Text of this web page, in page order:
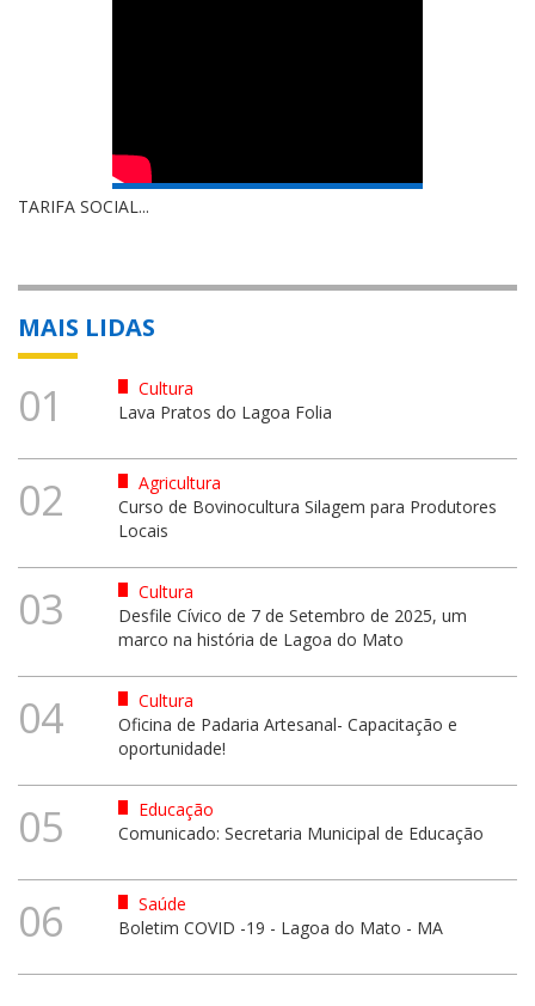
TARIFA SOCIAL...
MAIS LIDAS
01
Cultura
Lava Pratos do Lagoa Folia
02
Agricultura
Curso de Bovinocultura Silagem para Produtores
Locais
03
Cultura
Desfile Cívico de 7 de Setembro de 2025, um
marco na história de Lagoa do Mato
04
Cultura
Oficina de Padaria Artesanal- Capacitação e
oportunidade!
05
Educação
Comunicado: Secretaria Municipal de Educação
06
Saúde
Boletim COVID -19 - Lagoa do Mato - MA